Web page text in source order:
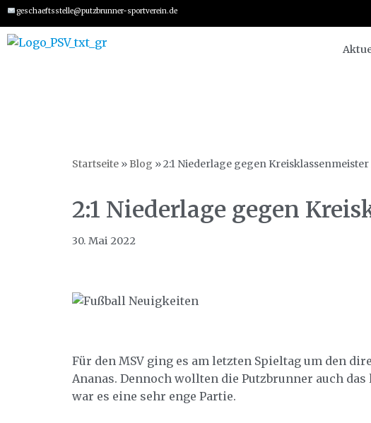
Zum
geschaeftsstelle@putzbrunner-sportverein.de
Startseite » Blog »2:1 Niederlage gegen Kreisklassenmeister
2:1 Niederlage gegen
30. Mai 2022
Für den MSV ging es am letzten Spieltag um den
Ananas. Dennoch wollten die Putzbrunner auch
war es eine sehr enge Partie.